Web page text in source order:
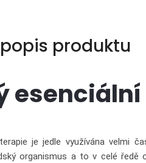
produktu
esenciální
je jedle využívána velmi
organismus a to v celé ředě